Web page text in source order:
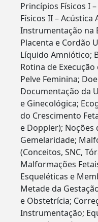
Princípios Físicos I
Físicos II – Acústica
Instrumentação na
Placenta e Cordão
Líquido Amniótico;
Rotina de
Pelve Feminina;
Documentação da
e Ginecológica;
do Crescimento
e Doppler); Noções
Gemelaridade;
(Conceitos, SNC,
Malformações
Esqueléticas e
Metade da
e Obstetrícia;
Instrumentação;